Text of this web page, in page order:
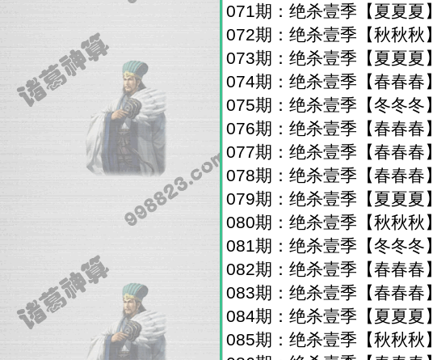
071期：绝杀壹季【夏夏夏】
072期：绝杀壹季【秋秋秋】
073期：绝杀壹季【夏夏夏】
074期：绝杀壹季【春春春】
075期：绝杀壹季【冬冬冬】
076期：绝杀壹季【春春春】
077期：绝杀壹季【春春春】
078期：绝杀壹季【春春春】
079期：绝杀壹季【夏夏夏】
080期：绝杀壹季【秋秋秋】
081期：绝杀壹季【冬冬冬】
082期：绝杀壹季【春春春】
083期：绝杀壹季【春春春】
084期：绝杀壹季【夏夏夏】
085期：绝杀壹季【秋秋秋】